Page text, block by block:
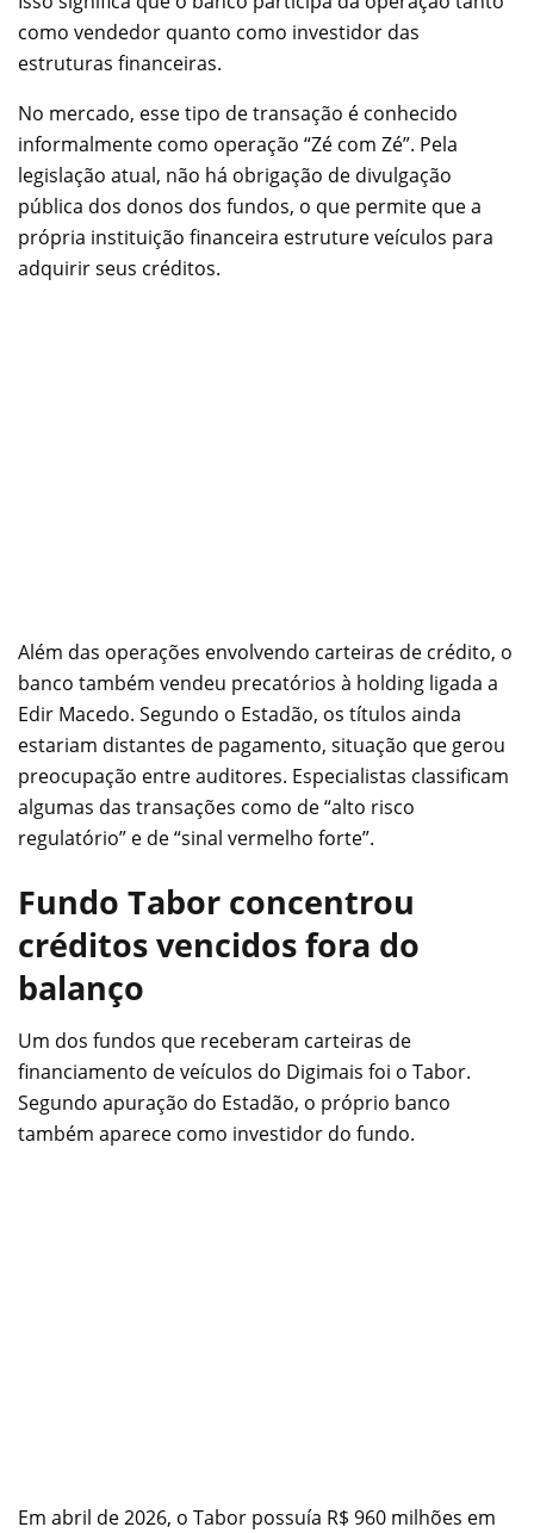
como vendedor quanto como investidor das
estruturas financeiras.
No mercado, esse tipo de transação é conhecido
informalmente como operação “Zé com Zé”. Pela
legislação atual, não há obrigação de divulgação
pública dos donos dos fundos, o que permite que a
própria instituição financeira estruture veículos para
adquirir seus créditos.
Além das operações envolvendo carteiras de crédito, o
banco também vendeu precatórios à holding ligada a
Edir Macedo. Segundo o Estadão, os títulos ainda
estariam distantes de pagamento, situação que gerou
preocupação entre auditores. Especialistas classificam
algumas das transações como de “alto risco
regulatório” e de “sinal vermelho forte”.
Fundo Tabor concentrou
créditos vencidos fora do
balanço
Um dos fundos que receberam carteiras de
financiamento de veículos do Digimais foi o Tabor.
Segundo apuração do Estadão, o próprio banco
também aparece como investidor do fundo.
Em abril de 2026, o Tabor possuía R$ 960 milhões em